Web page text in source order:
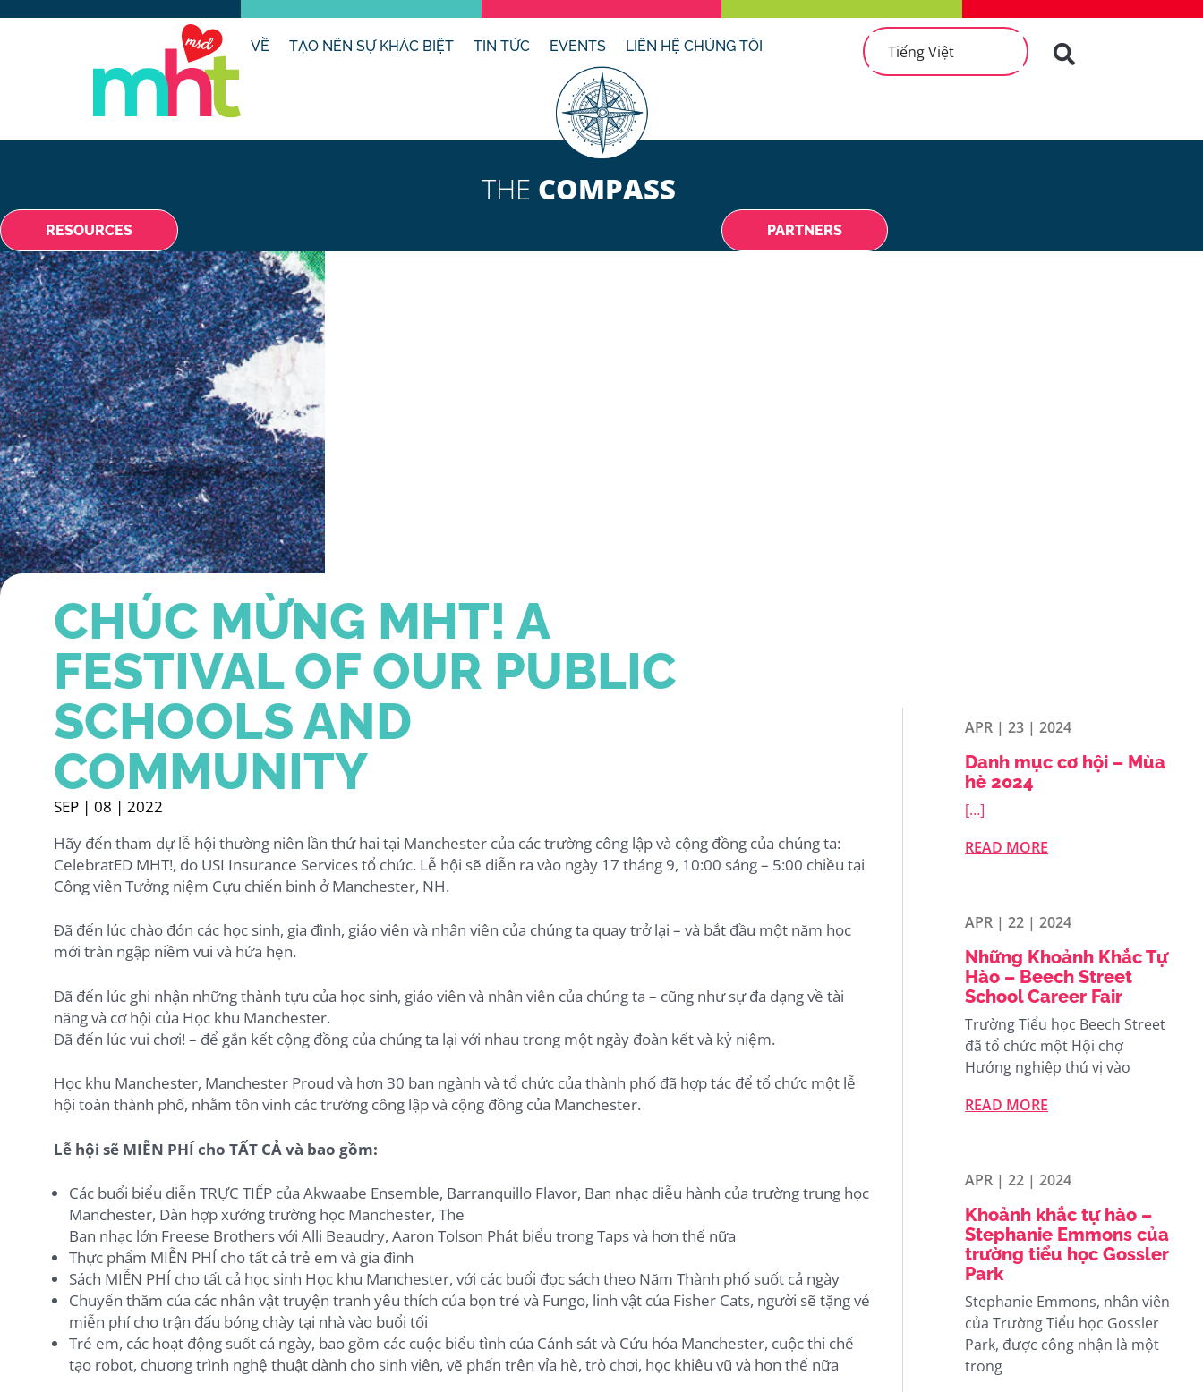
VỀ TẠO NÊN SỰ KHÁC BIỆT TIN TỨC EVENTS LIÊN HỆ CHÚNG TÔI Tiếng Việt
RESOURCES
THE COMPASS
PARTNERS
CHÚC MỪNG MHT! A
FESTIVAL OF OUR PUBLIC
SCHOOLS AND
COMMUNITY
SEP | 08 | 2022
Hãy đến tham dự lễ hội thường niên lần thứ hai tại Manchester của các trường công lập và cộng đồng của chúng ta:
CelebratED MHT!, do USI Insurance Services tổ chức. Lễ hội sẽ diễn ra vào ngày 17 tháng 9, 10:00 sáng – 5:00 chiều tại
Công viên Tưởng niệm Cựu chiến binh ở Manchester, NH.
Đã đến lúc chào đón các học sinh, gia đình, giáo viên và nhân viên của chúng ta quay trở lại – và bắt đầu một năm học
mới tràn ngập niềm vui và hứa hẹn.
Đã đến lúc ghi nhận những thành tựu của học sinh, giáo viên và nhân viên của chúng ta – cũng như sự đa dạng về tài
năng và cơ hội của Học khu Manchester.
Đã đến lúc vui chơi! – để gắn kết cộng đồng của chúng ta lại với nhau trong một ngày đoàn kết và kỷ niệm.
Học khu Manchester, Manchester Proud và hơn 30 ban ngành và tổ chức của thành phố đã hợp tác để tổ chức một lễ
hội toàn thành phố, nhằm tôn vinh các trường công lập và cộng đồng của Manchester.
Lễ hội sẽ MIỄN PHÍ cho TẤT CẢ và bao gồm:
Các buổi biểu diễn TRỰC TIẾP của Akwaabe Ensemble, Barranquillo Flavor, Ban nhạc diễu hành của trường trung học
Manchester, Dàn hợp xướng trường học Manchester, The
Ban nhạc lớn Freese Brothers với Alli Beaudry, Aaron Tolson Phát biểu trong Taps và hơn thế nữa
Thực phẩm MIỄN PHÍ cho tất cả trẻ em và gia đình
Sách MIỄN PHÍ cho tất cả học sinh Học khu Manchester, với các buổi đọc sách theo Năm Thành phố suốt cả ngày
Chuyến thăm của các nhân vật truyện tranh yêu thích của bọn trẻ và Fungo, linh vật của Fisher Cats, người sẽ tặng vé
miễn phí cho trận đấu bóng chày tại nhà vào buổi tối
Trẻ em, các hoạt động suốt cả ngày, bao gồm các cuộc biểu tình của Cảnh sát và Cứu hỏa Manchester, cuộc thi chế
tạo robot, chương trình nghệ thuật dành cho sinh viên, vẽ phấn trên vỉa hè, trò chơi, học khiêu vũ và hơn thế nữa
APR | 23 | 2024
Danh mục cơ hội – Mùa
hè 2024
[…]
READ MORE
APR | 22 | 2024
Những Khoảnh Khắc Tự
Hào – Beech Street
School Career Fair
Trường Tiểu học Beech Street
đã tổ chức một Hội chợ
Hướng nghiệp thú vị vào
READ MORE
APR | 22 | 2024
Khoảnh khắc tự hào –
Stephanie Emmons của
trường tiểu học Gossler
Park
Stephanie Emmons, nhân viên
của Trường Tiểu học Gossler
Park, được công nhận là một
trong